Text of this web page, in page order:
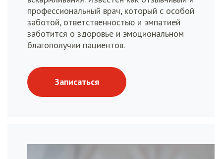
профессиональный врач, который с особой
заботой, ответственностью и эмпатией
заботится о здоровье и эмоциональном
благополучии пациентов.
Записаться